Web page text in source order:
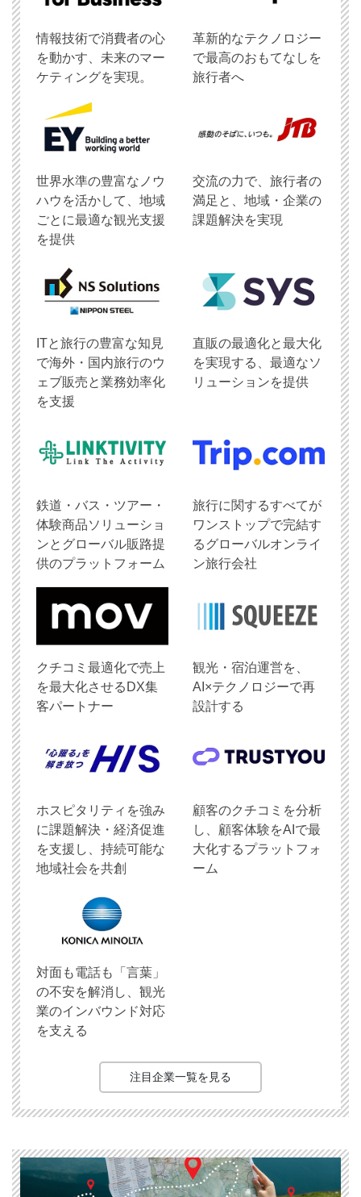
情報技術で消費者の心
を動かす、未来のマー
ケティングを実現。
革新的なテクノロジー
で最高のおもてなしを
旅行者へ
世界水準の豊富なノウ
ハウを活かして、地域
ごとに最適な観光支援
を提供
交流の力で、旅行者の
満足と、地域・企業の
課題解決を実現
ITと旅行の豊富な知見
で海外・国内旅行のウ
ェブ販売と業務効率化
を支援
直販の最適化と最大化
を実現する、最適なソ
リューションを提供
鉄道・バス・ツアー・
体験商品ソリューショ
ンとグローバル販路提
供のプラットフォーム
旅行に関するすべてが
ワンストップで完結す
るグローバルオンライ
ン旅行会社
クチコミ最適化で売上
を最大化させるDX集
客パートナー
観光・宿泊運営を、
AI×テクノロジーで再
設計する
ホスピタリティを強み
に課題解決・経済促進
を支援し、持続可能な
地域社会を共創
顧客のクチコミを分析
し、顧客体験をAIで最
大化するプラットフォ
ーム
対面も電話も「言葉」
の不安を解消し、観光
業のインバウンド対応
を支える
注目企業一覧を見る